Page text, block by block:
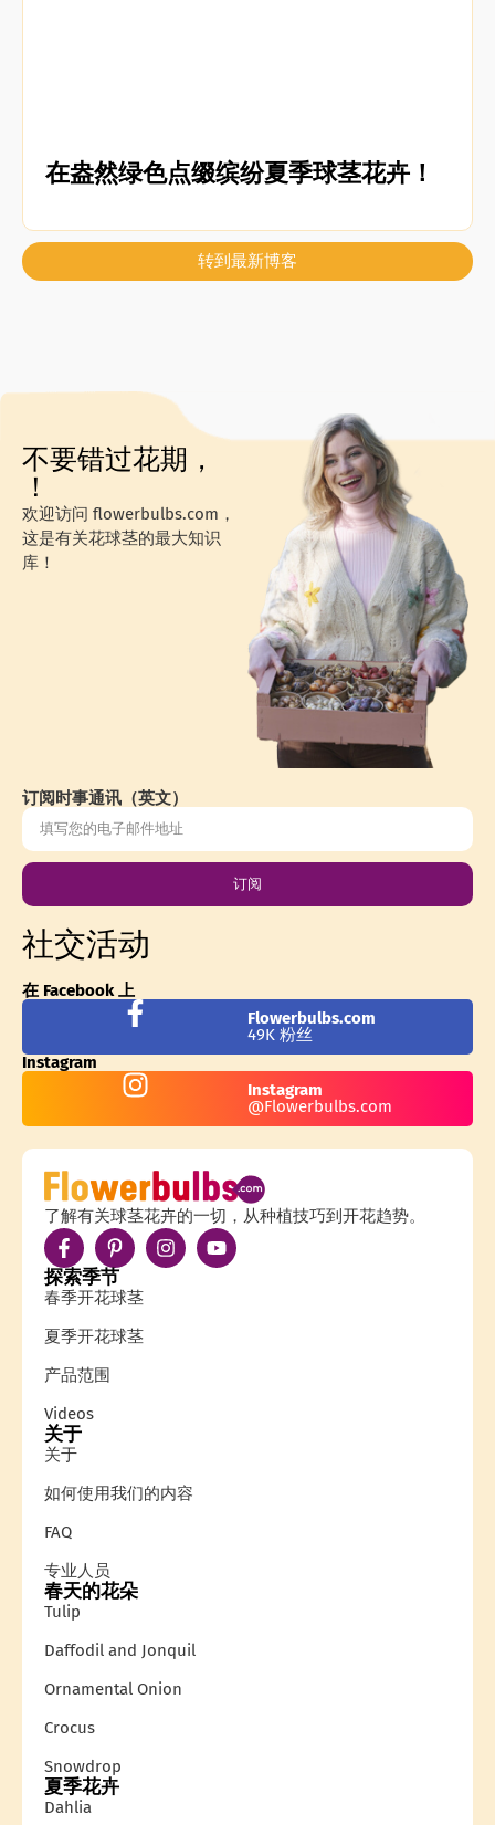
在盎然绿色点缀缤纷夏季球茎花卉！
转到最新博客
不要错过花期，
！
欢迎访问 flowerbulbs.com，
这是有关花球茎的最大知识
库！
订阅时事通讯（英文）
订阅
社交活动
在 Facebook 上
Flowerbulbs.com
49K 粉丝
Instagram
Instagram
@Flowerbulbs.com
了解有关球茎花卉的一切，从种植技巧到开花趋势。
探索季节
春季开花球茎
夏季开花球茎
产品范围
Videos
关于
关于
如何使用我们的内容
FAQ
专业人员
春天的花朵
Tulip
Daffodil and Jonquil
Ornamental Onion
Crocus
Snowdrop
夏季花卉
Dahlia